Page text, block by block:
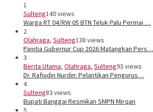
1
Sulteng140 views
Warga RT 04/RW 05 BTN Teluk Palu Permai …
2
Olahraga, Sulteng138 views
Panitia Gubernur Cup 2026 Matangkan Pers…
3
Berita Utama, Olahraga, Sulteng93 views
Dr. Rafiudin Nurdin: Pelantikan Pengurus…
4
Sulteng83 views
Bupati Banggai Resmikan SMPN Mirqan